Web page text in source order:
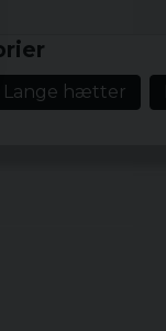
Lange hætter